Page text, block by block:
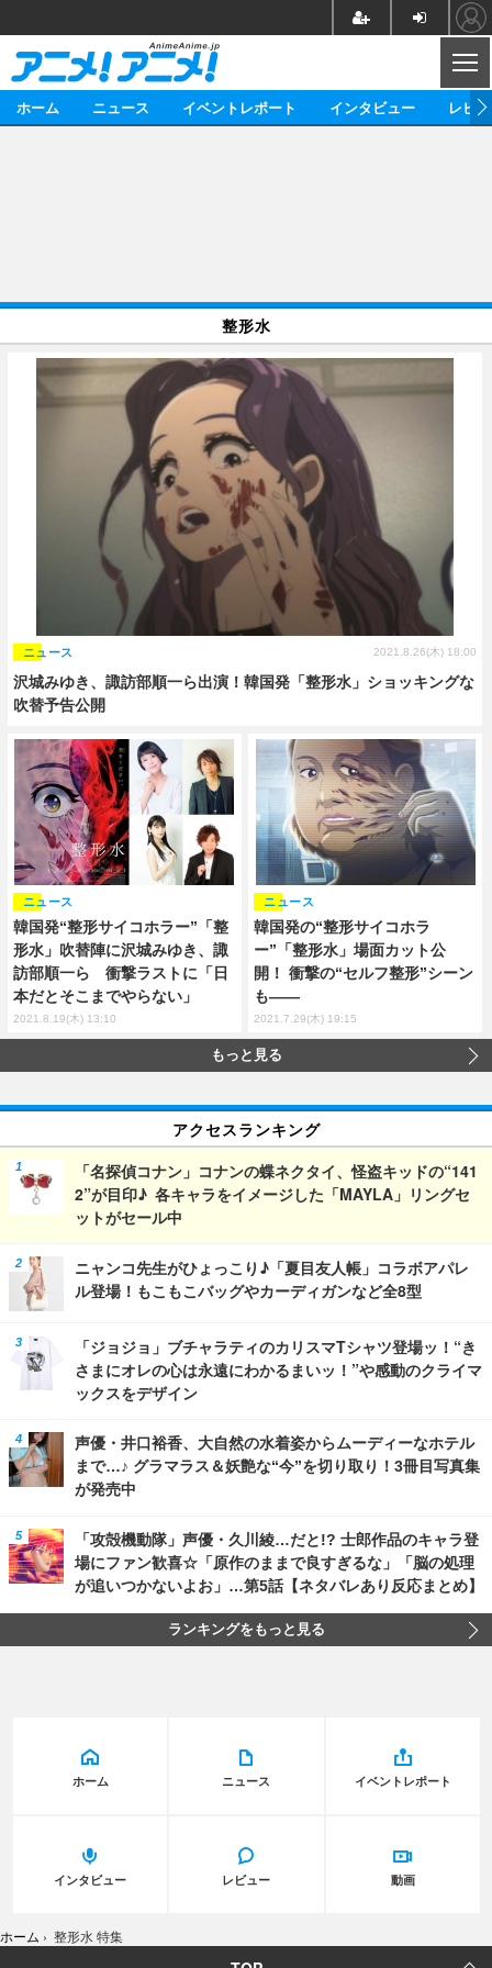
イベント
海外イベント ビジネス
俳優・タレント アーティスト
ビジネス
レビュー
アニメ 実写
書評 イベント
ゲーム 座談会
動画
アニメ 映画/ドラマ
アニメ！アニメ！TV ABEMA Cafe
連載・コラム
ホーム ニュース イベントレポート インタビュー レビ
整形水
沢城みゆき、諏訪部順一ら出演！韓国発「整形水」ショッキングな
吹替予告公開
ニュース 2021.8.26(木) 18:00
韓国発“整形サイコホラー”「整
形水」吹替陣に沢城みゆき、諏
訪部順一ら 衝撃ラストに「日
本だとそこまでやらない」
ニュース
2021.8.19(木) 13:10
韓国発の“整形サイコホラ
ー”「整形水」場面カット公
開！ 衝撃の“セルフ整形”シーン
も――
ニュース
2021.7.29(木) 19:15
もっと見る
アクセスランキング
「名探偵コナン」コナンの蝶ネクタイ、怪盗キッドの“141
2”が目印♪ 各キャラをイメージした「MAYLA」リングセ
ットがセール中
ニャンコ先生がひょっこり♪「夏目友人帳」コラボアパレ
ル登場！もこもこバッグやカーディガンなど全8型
「ジョジョ」ブチャラティのカリスマTシャツ登場ッ！“き
さまにオレの心は永遠にわかるまいッ！”や感動のクライマ
ックスをデザイン
声優・井口裕香、大自然の水着姿からムーディーなホテル
まで…♪ グラマラス＆妖艶な“今”を切り取り！3冊目写真集
が発売中
「攻殻機動隊」声優・久川綾…だと!? 士郎作品のキャラ登
場にファン歓喜☆「原作のままで良すぎるな」「脳の処理
が追いつかないよお」…第5話【ネタバレあり反応まとめ】
ランキングをもっと見る
ホーム ニュース イベントレポート
インタビュー レビュー 動画
ホーム › 整形水 特集